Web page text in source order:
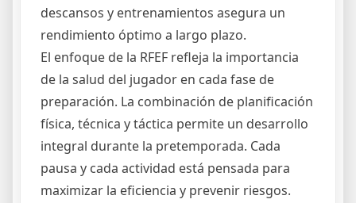
descansos y entrenamientos asegura un
rendimiento óptimo a largo plazo.
El enfoque de la RFEF refleja la importancia
de la salud del jugador en cada fase de
preparación. La combinación de planificación
física, técnica y táctica permite un desarrollo
integral durante la pretemporada. Cada
pausa y cada actividad está pensada para
maximizar la eficiencia y prevenir riesgos.